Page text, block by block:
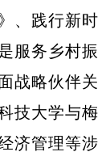
、践行新时
服务乡村振
战略伙伴关
技大学与梅
济管理等涉